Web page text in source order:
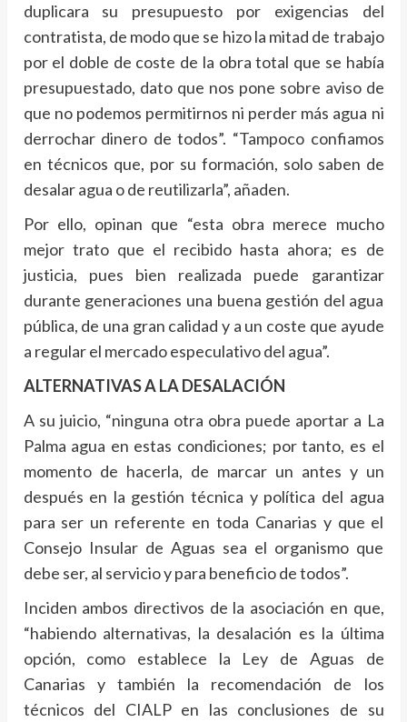
duplicara su presupuesto por exigencias del
contratista, de modo que se hizo la mitad de trabajo
por el doble de coste de la obra total que se había
presupuestado, dato que nos pone sobre aviso de
que no podemos permitirnos ni perder más agua ni
derrochar dinero de todos”. “Tampoco confiamos
en técnicos que, por su formación, solo saben de
desalar agua o de reutilizarla”, añaden.
Por ello, opinan que “esta obra merece mucho
mejor trato que el recibido hasta ahora; es de
justicia, pues bien realizada puede garantizar
durante generaciones una buena gestión del agua
pública, de una gran calidad y a un coste que ayude
a regular el mercado especulativo del agua”.
ALTERNATIVAS A LA DESALACIÓN
A su juicio, “ninguna otra obra puede aportar a La
Palma agua en estas condiciones; por tanto, es el
momento de hacerla, de marcar un antes y un
después en la gestión técnica y política del agua
para ser un referente en toda Canarias y que el
Consejo Insular de Aguas sea el organismo que
debe ser, al servicio y para beneficio de todos”.
Inciden ambos directivos de la asociación en que,
“habiendo alternativas, la desalación es la última
opción, como establece la Ley de Aguas de
Canarias y también la recomendación de los
técnicos del CIALP en las conclusiones de su